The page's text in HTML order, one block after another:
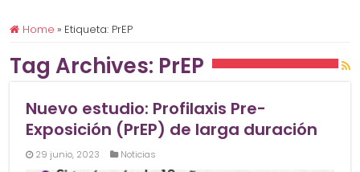
Home » Etiqueta: PrEP
Tag Archives: PrEP
Nuevo estudio: Profilaxis Pre-
Exposición (PrEP) de larga duración
29 junio, 2023 Noticias